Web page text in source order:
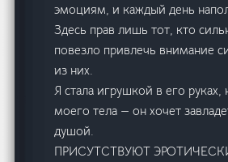
эмоциям, и каждый день
Здесь прав лишь тот, кто
повезло привлечь внимание
из них.
Я стала игрушкой в его
моего тела — он хочет
душой.
ПРИСУТСТВУЮТ